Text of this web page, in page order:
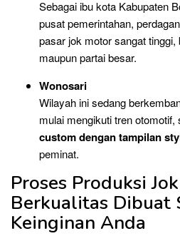
Sebagai ibu kota Kabupaten
pusat pemerintahan,
pasar jok motor sangat
maupun partai besar.
Wonosari
Wilayah ini sedang
mulai mengikuti tren otomotif,
custom dengan tampilan
peminat.
Proses Produksi
Berkualitas Dibuat
Keinginan Anda